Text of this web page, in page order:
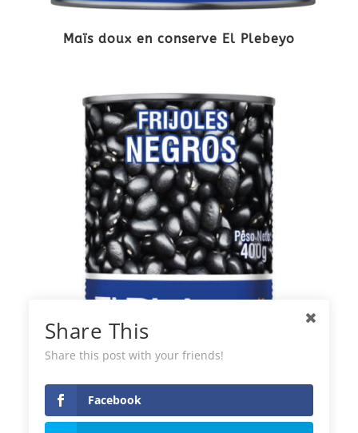
Maïs doux en conserve El Plebeyo
Haricots Noirs en Conserve El Plebeyo
Share This
Share this post with your friends!
Facebook